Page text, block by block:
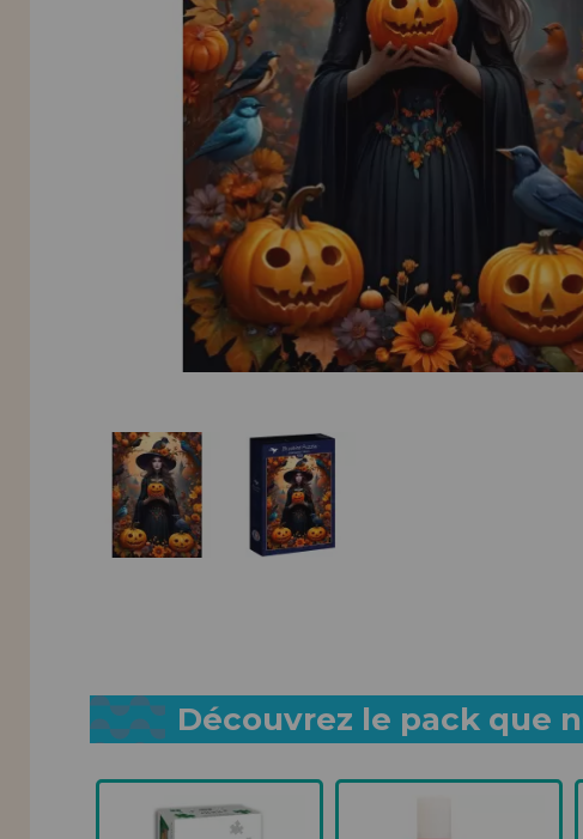
INFORMATION
info@maisondespuzzles.fr
Allez-y! Nous vous attendions.
NOUVEAU CLIENT
Découvrez le pack que